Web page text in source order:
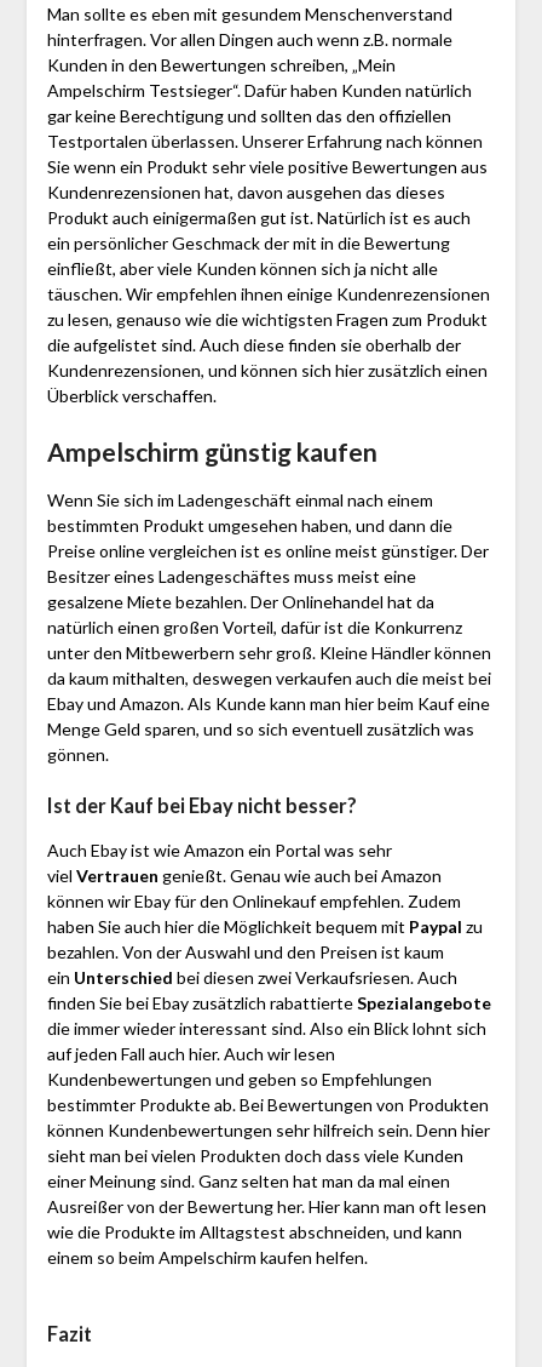
Man sollte es eben mit gesundem Menschenverstand
hinterfragen. Vor allen Dingen auch wenn z.B. normale
Kunden in den Bewertungen schreiben, „Mein
Ampelschirm Testsieger“. Dafür haben Kunden natürlich
gar keine Berechtigung und sollten das den offiziellen
Testportalen überlassen. Unserer Erfahrung nach können
Sie wenn ein Produkt sehr viele positive Bewertungen aus
Kundenrezensionen hat, davon ausgehen das dieses
Produkt auch einigermaßen gut ist. Natürlich ist es auch
ein persönlicher Geschmack der mit in die Bewertung
einfließt, aber viele Kunden können sich ja nicht alle
täuschen. Wir empfehlen ihnen einige Kundenrezensionen
zu lesen, genauso wie die wichtigsten Fragen zum Produkt
die aufgelistet sind. Auch diese finden sie oberhalb der
Kundenrezensionen, und können sich hier zusätzlich einen
Überblick verschaffen.
Ampelschirm günstig kaufen
Wenn Sie sich im Ladengeschäft einmal nach einem
bestimmten Produkt umgesehen haben, und dann die
Preise online vergleichen ist es online meist günstiger. Der
Besitzer eines Ladengeschäftes muss meist eine
gesalzene Miete bezahlen. Der Onlinehandel hat da
natürlich einen großen Vorteil, dafür ist die Konkurrenz
unter den Mitbewerbern sehr groß. Kleine Händler können
da kaum mithalten, deswegen verkaufen auch die meist bei
Ebay und Amazon. Als Kunde kann man hier beim Kauf eine
Menge Geld sparen, und so sich eventuell zusätzlich was
gönnen.
Ist der Kauf bei Ebay nicht besser?
Auch Ebay ist wie Amazon ein Portal was sehr
viel Vertrauen genießt. Genau wie auch bei Amazon
können wir Ebay für den Onlinekauf empfehlen. Zudem
haben Sie auch hier die Möglichkeit bequem mit Paypal zu
bezahlen. Von der Auswahl und den Preisen ist kaum
ein Unterschied bei diesen zwei Verkaufsriesen. Auch
finden Sie bei Ebay zusätzlich rabattierteSpezialangebote
die immer wieder interessant sind. Also ein Blick lohnt sich
auf jeden Fall auch hier. Auch wir lesen
Kundenbewertungen und geben so Empfehlungen
bestimmter Produkte ab. Bei Bewertungen von Produkten
können Kundenbewertungen sehr hilfreich sein. Denn hier
sieht man bei vielen Produkten doch dass viele Kunden
einer Meinung sind. Ganz selten hat man da mal einen
Ausreißer von der Bewertung her. Hier kann man oft lesen
wie die Produkte im Alltagstest abschneiden, und kann
einem so beim Ampelschirm kaufen helfen.
Fazit